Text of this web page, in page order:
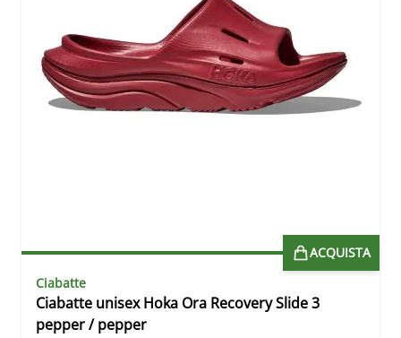
ACQUISTA
Ciabatte
Ciabatte unisex Hoka Ora Recovery Slide 3
pepper / pepper